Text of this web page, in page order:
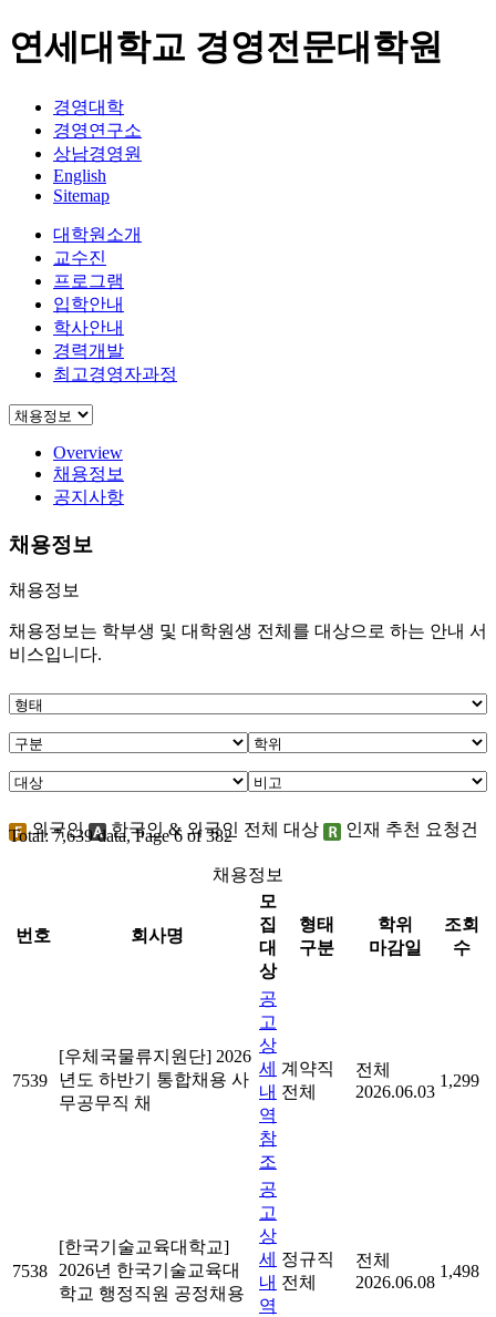
연세대학교 경영전문대학원
경영대학
경영연구소
상남경영원
English
Sitemap
대학원소개
교수진
프로그램
입학안내
학사안내
경력개발
최고경영자과정
Overview
채용정보
공지사항
채용정보
채용정보
채용정보는 학부생 및 대학원생 전체를 대상으로 하는 안내 서
비스입니다.
외국인 한국인 & 외국인 전체 대상 인재 추천 요청건
Total: 7,639 data, Page 6 of 382
채용정보
번호 회사명
모
집
대
상
형태
구분
학위
마감일
조회
수
7539
[우체국물류지원단] 2026
년도 하반기 통합채용 사
무공무직 채
공
고
상
세
내
역
참
조
계약직
전체
전체
2026.06.03
1,299
7538
[한국기술교육대학교]
2026년 한국기술교육대
학교 행정직원 공정채용
공
고
상
세
내
역
정규직
전체
전체
2026.06.08
1,498